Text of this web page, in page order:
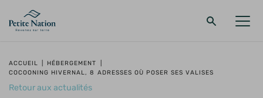
Retour au menu principal
LA RÉGION
Retour au menu principal
PROMENADES – QUOI FAIRE
Retour au menu principal
HÉBERGEMENT
Retour au menu principal
RESTAURANT
ACCUEIL HÉBERGEMENT
COCOONING HIVERNAL, 8 ADRESSES OÙ POSER SES VALISES
Retour aux actualités